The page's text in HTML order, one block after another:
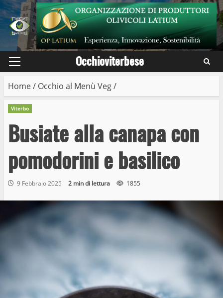
Skip
to
content
Primary
Occhioviterbese
Home/ Occhio al Menù Veg/
Viterbo
Busiate alla canapa con
pomodorini e basilico
9 Febbraio 2025 2 min di lettura 1855